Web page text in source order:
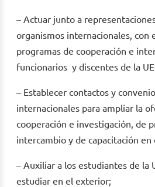
– Actuar junto a
organismos internacionales, con
programas de cooperación e
funcionarios y discentes de la
– Establecer contactos y
internacionales para ampliar la
cooperación e investigación, de
intercambio y de capacitación
– Auxiliar a los estudiantes de la
estudiar en el exterior;